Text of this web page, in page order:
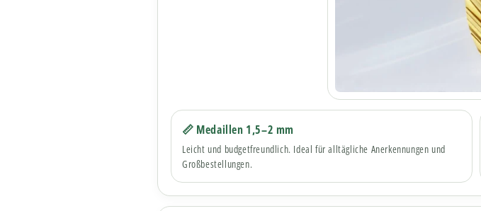
📏 Medaillen 1,5–2 mm
Leicht und budgetfreundlich. Ideal für alltägliche Anerkennungen und
Großbestellungen.